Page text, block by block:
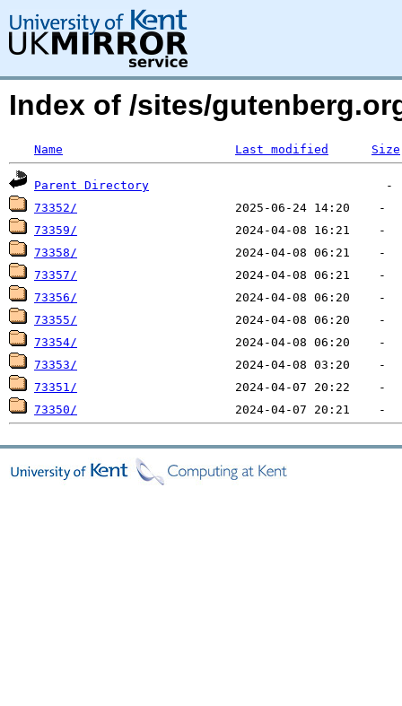
Index of /sites/
Name Last modified Size
Parent Directory
73352/
73359/
73358/
73357/
73356/
73355/
73354/
73353/
73351/
73350/